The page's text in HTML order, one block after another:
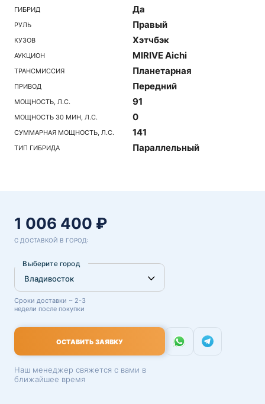
ГИБРИД Да
РУЛЬ Правый
КУЗОВ Хэтчбэк
АУКЦИОН MIRIVE Aichi
ТРАНСМИССИЯ Планетарная
ПРИВОД Передний
МОЩНОСТЬ, Л.С. 91
МОЩНОСТЬ 30 МИН, Л.С. 0
СУММАРНАЯ МОЩНОСТЬ, Л.С. 141
ТИП ГИБРИДА Параллельный
1 006 400 ₽
С ДОСТАВКОЙ В ГОРОД:
Выберите город
Сроки доставки ~ 2-3
недели после покупки
ОСТАВИТЬ ЗАЯВКУ
Наш менеджер свяжется с вами в
ближайшее время